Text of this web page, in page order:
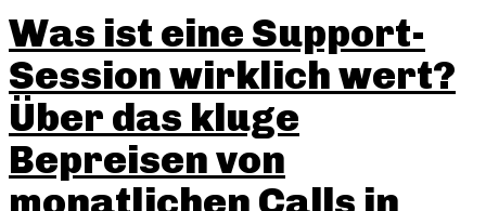
Was ist eine Support-
Session wirklich wert?
Über das kluge
Bepreisen von